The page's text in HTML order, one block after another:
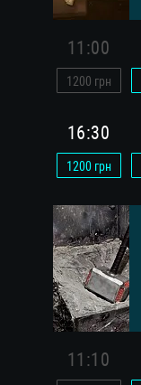
11:00
1200 грн
16:30
1200грн
11:10